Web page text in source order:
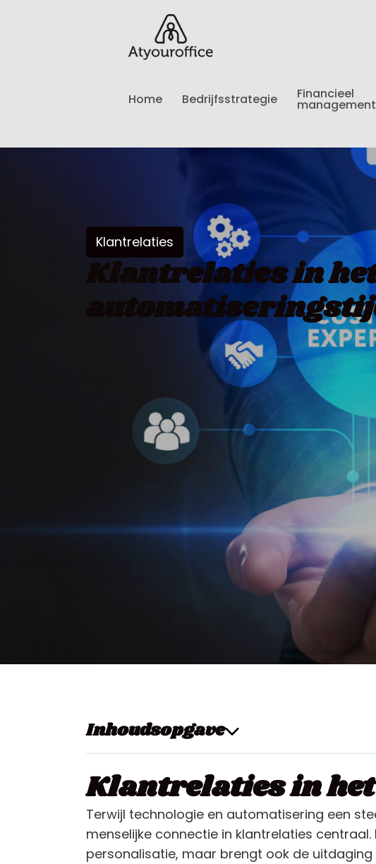
Home Bedrijfsstrategie Financieel
management
Klantrelaties
Klantrelaties in
Inhoudsopgave
Klantrelaties in
Terwijl technologie en automatisering een
menselijke connectie in klantrelaties
personalisatie, maar brengt ook de